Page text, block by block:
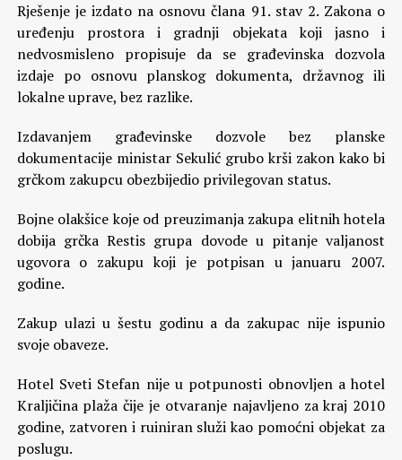
Rješenje je izdato na osnovu člana 91. stav 2. Zakona o
uređenju prostora i gradnji objekata koji jasno i
nedvosmisleno propisuje da se građevinska dozvola
izdaje po osnovu planskog dokumenta, državnog ili
lokalne uprave, bez razlike.
Izdavanjem građevinske dozvole bez planske
dokumentacije ministar Sekulić grubo krši zakon kako bi
grčkom zakupcu obezbijedio privilegovan status.
Bojne olakšice koje od preuzimanja zakupa elitnih hotela
dobija grčka Restis grupa dovode u pitanje valjanost
ugovora o zakupu koji je potpisan u januaru 2007.
godine.
Zakup ulazi u šestu godinu a da zakupac nije ispunio
svoje obaveze.
Hotel Sveti Stefan nije u potpunosti obnovljen a hotel
Kraljičina plaža čije je otvaranje najavljeno za kraj 2010
godine, zatvoren i ruiniran služi kao pomoćni objekat za
poslugu.